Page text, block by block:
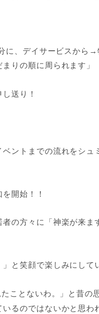
に、デイサービスから
りの順に周られます」
送り！
ントまでの流れをシュ
開始！！
者の方々に「神楽が来ま
と笑顔で楽しみにして
たことないわ。」 と昔の
るのではないかと思わ